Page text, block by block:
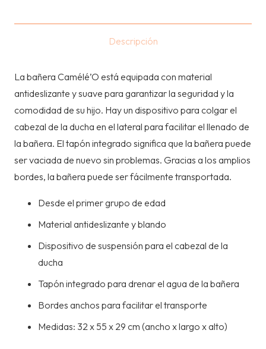
Descripción
La bañera Camélé’O está equipada con material
antideslizante y suave para garantizar la seguridad y la
comodidad de su hijo. Hay un dispositivo para colgar el
cabezal de la ducha en el lateral para facilitar el llenado de
la bañera. El tapón integrado significa que la bañera puede
ser vaciada de nuevo sin problemas. Gracias a los amplios
bordes, la bañera puede ser fácilmente transportada.
Desde el primer grupo de edad
Material antideslizante y blando
Dispositivo de suspensión para el cabezal de la
ducha
Tapón integrado para drenar el agua de la bañera
Bordes anchos para facilitar el transporte
Medidas: 32 x 55 x 29 cm (ancho x largo x alto)